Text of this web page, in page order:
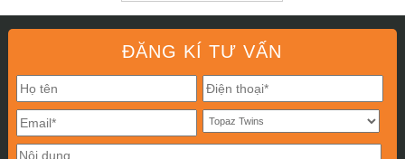
ĐĂNG KÍ TƯ VẤN